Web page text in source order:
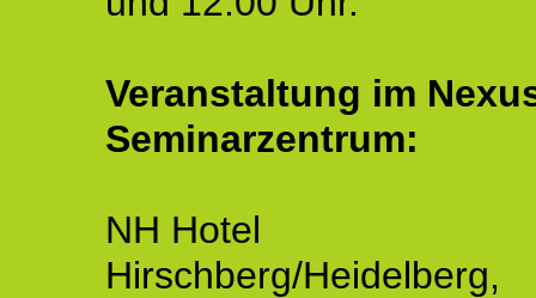
Veranstaltung im
Seminarzentrum:
NH Hotel
Hirschberg/Heidelberg,